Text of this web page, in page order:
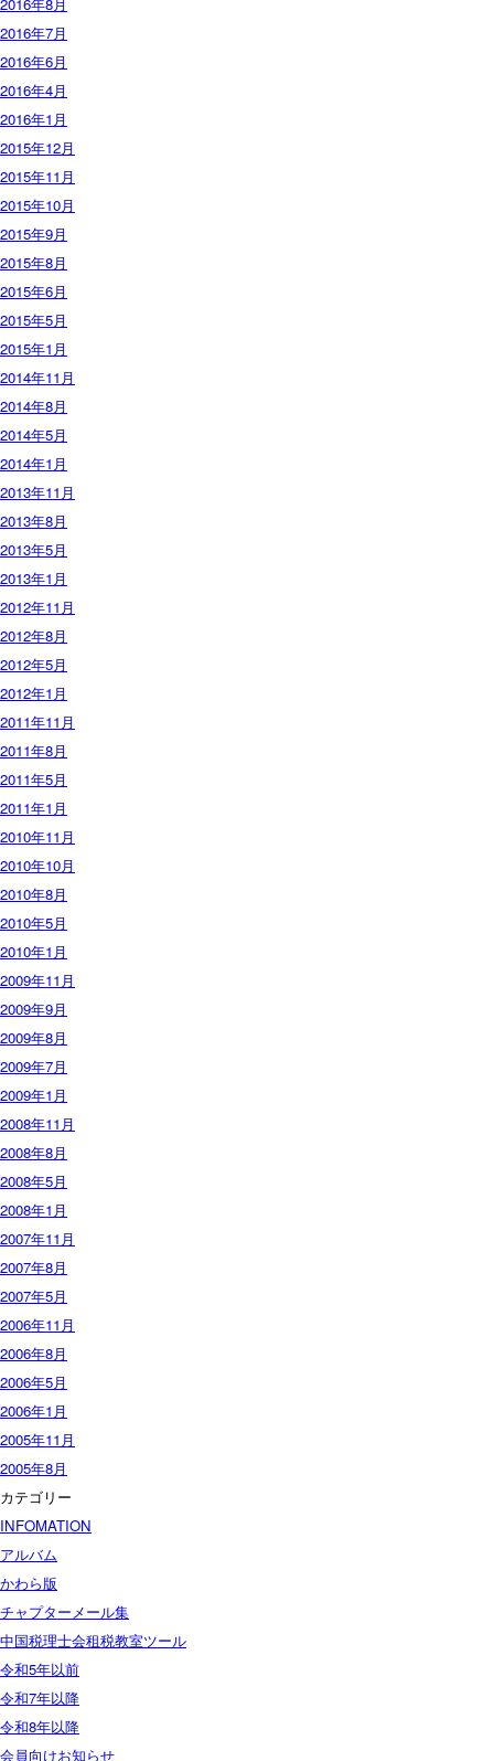
2016年7月
2016年6月
2016年4月
2016年1月
2015年12月
2015年11月
2015年10月
2015年9月
2015年8月
2015年6月
2015年5月
2015年1月
2014年11月
2014年8月
2014年5月
2014年1月
2013年11月
2013年8月
2013年5月
2013年1月
2012年11月
2012年8月
2012年5月
2012年1月
2011年11月
2011年8月
2011年5月
2011年1月
2010年11月
2010年10月
2010年8月
2010年5月
2010年1月
2009年11月
2009年9月
2009年8月
2009年7月
2009年1月
2008年11月
2008年8月
2008年5月
2008年1月
2007年11月
2007年8月
2007年5月
2006年11月
2006年8月
2006年5月
2006年1月
2005年11月
2005年8月
カテゴリー
INFOMATION
アルバム
かわら版
チャプターメール集
中国税理士会租税教室ツール
令和5年以前
令和7年以降
令和8年以降
会員向けお知らせ